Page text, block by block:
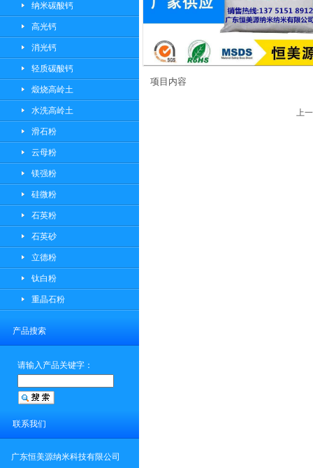
纳米碳酸钙
高光钙
消光钙
轻质碳酸钙
煅烧高岭土
水洗高岭土
滑石粉
云母粉
镁强粉
硅微粉
石英粉
石英砂
立德粉
钛白粉
重晶石粉
产品搜索
请输入产品关键字：
联系我们
广东恒美源纳米科技有限公司
项目内容
上